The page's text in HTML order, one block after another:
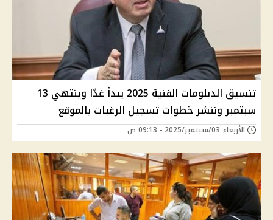
تنسيق الدبلومات الفنية 2025 يبدأ غدًا وينتهي 13
سبتمبر وننشر خطوات تسجيل الرغبات بالموقع
الأربعاء 03/سبتمبر/2025 - 09:13 ص